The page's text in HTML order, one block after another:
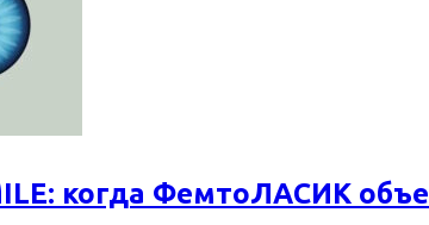
когда ФемтоЛАСИК